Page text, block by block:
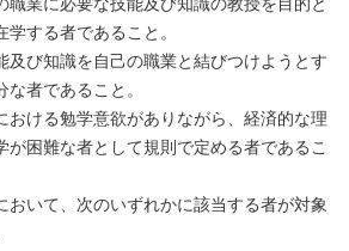
学する者であること。
及び知識を自己の職業と結びつけようとす
な者であること。
おける勉学意欲がありながら、経済的な理
が困難な者として規則で定める者であるこ
おいて、次のいずれかに該当する者が対象